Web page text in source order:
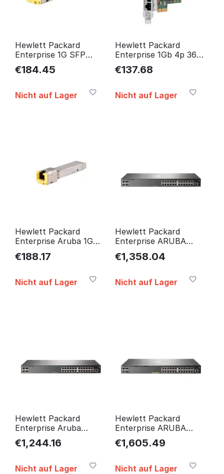
Hewlett Packard
Enterprise 1G SFP
RJ45 100M XCVR
network transceiver
€184.45
Nicht auf Lager
Hewlett Packard
Enterprise 1Gb 4p 366T
BASE-T I350-T4V2
811546-B21HP
€137.68
Nicht auf Lager
Hewlett Packard
Enterprise Aruba 1G
SFP RJ45 T New Retail
J8177D
€188.17
Nicht auf Lager
Hewlett Packard
Enterprise ARUBA
2930F 24G
4SFP+Switch New
€1,358.04
Nicht auf Lager
Hewlett Packard
Enterprise Aruba
2930F 24G
4SFP+Switch New
€1,244.16
Nicht auf Lager
Hewlett Packard
Enterprise ARUBA
2930F 24G POE+
4SFP+ New Retail
€1,605.49
Nicht auf Lager